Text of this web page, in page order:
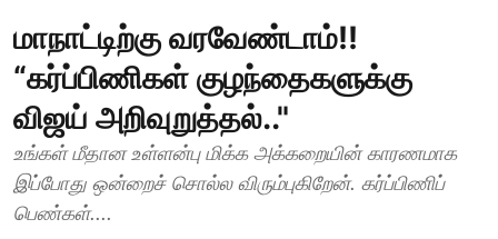
மாநாட்டிற்கு வரவேண்டாம்!!
“கர்ப்பிணிகள் குழந்தைகளுக்கு
விஜய் அறிவுறுத்தல்.."
உங்கள் மீதான உள்ளன்பு மிக்க அக்கறையின் காரணமாக
இப்போது ஒன்றைச் சொல்ல விரும்புகிறேன். கர்ப்பிணிப்
பெண்கள்....